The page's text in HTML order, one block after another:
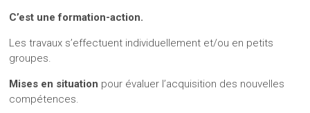
C’est une formation-action.
Les travaux s’effectuent individuellement et/ou en petits
groupes.
Mises en situation pour évaluer l’acquisition des nouvelles
compétences.